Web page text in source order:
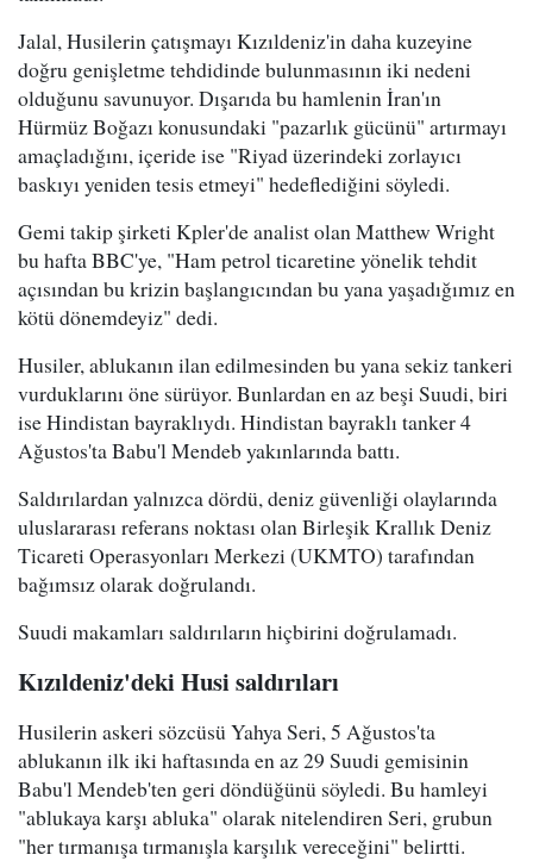
Jalal, Husilerin çatışmayı Kızıldeniz'in daha kuzeyine
doğru genişletme tehdidinde bulunmasının iki nedeni
olduğunu savunuyor. Dışarıda bu hamlenin İran'ın
Hürmüz Boğazı konusundaki "pazarlık gücünü" artırmayı
amaçladığını, içeride ise "Riyad üzerindeki zorlayıcı
baskıyı yeniden tesis etmeyi" hedeflediğini söyledi.
Gemi takip şirketi Kpler'de analist olan Matthew Wright
bu hafta BBC'ye, "Ham petrol ticaretine yönelik tehdit
açısından bu krizin başlangıcından bu yana yaşadığımız en
kötü dönemdeyiz" dedi.
Husiler, ablukanın ilan edilmesinden bu yana sekiz tankeri
vurduklarını öne sürüyor. Bunlardan en az beşi Suudi, biri
ise Hindistan bayraklıydı. Hindistan bayraklı tanker 4
Ağustos'ta Babu'l Mendeb yakınlarında battı.
Saldırılardan yalnızca dördü, deniz güvenliği olaylarında
uluslararası referans noktası olan Birleşik Krallık Deniz
Ticareti Operasyonları Merkezi (UKMTO) tarafından
bağımsız olarak doğrulandı.
Suudi makamları saldırıların hiçbirini doğrulamadı.
Kızıldeniz'deki Husi saldırıları
Husilerin askeri sözcüsü Yahya Seri, 5 Ağustos'ta
ablukanın ilk iki haftasında en az 29 Suudi gemisinin
Babu'l Mendeb'ten geri döndüğünü söyledi. Bu hamleyi
"ablukaya karşı abluka" olarak nitelendiren Seri, grubun
"her tırmanışa tırmanışla karşılık vereceğini" belirtti.